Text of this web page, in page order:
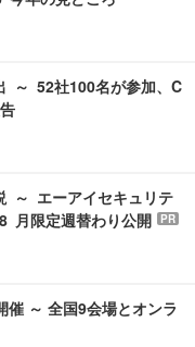
～ 52社100名が参加、C
～ エーアイセキュリテ
月限定週替わり公開
PR
～ 全国9会場とオンラ